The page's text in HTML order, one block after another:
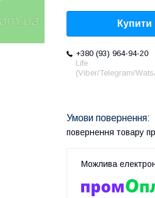
Купити
+380 (93) 964-94-20
Life
(Viber/Telegram/
повернення товару